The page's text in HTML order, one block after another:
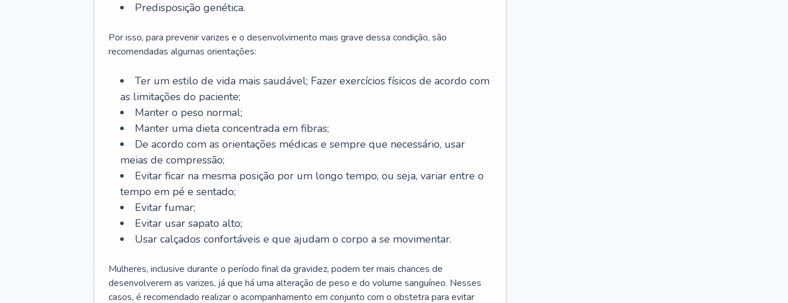
Predisposição genética.
Por isso, para prevenir varizes e o desenvolvimento mais grave dessa condição, são
recomendadas algumas orientações:
Ter um estilo de vida mais saudável; Fazer exercícios físicos de acordo com
as limitações do paciente;
Manter o peso normal;
Manter uma dieta concentrada em fibras;
De acordo com as orientações médicas e sempre que necessário, usar
meias de compressão;
Evitar ficar na mesma posição por um longo tempo, ou seja, variar entre o
tempo em pé e sentado;
Evitar fumar;
Evitar usar sapato alto;
Usar calçados confortáveis e que ajudam o corpo a se movimentar.
Mulheres, inclusive durante o período final da gravidez, podem ter mais chances de
desenvolverem as varizes, já que há uma alteração de peso e do volume sanguíneo. Nesses
casos, é recomendado realizar o acompanhamento em conjunto com o obstetra para evitar